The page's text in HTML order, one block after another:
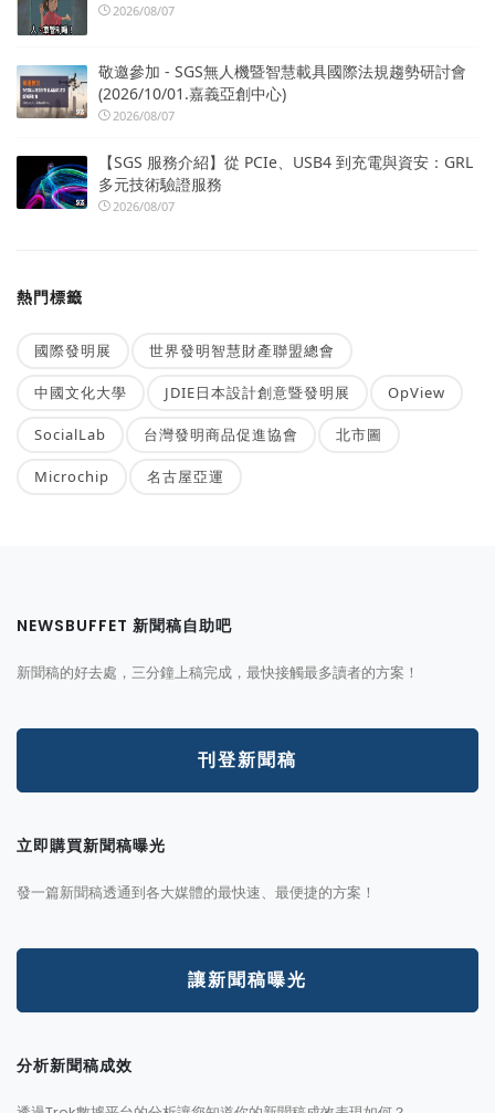
2026/08/07
敬邀參加 - SGS無人機暨智慧載具國際法規趨勢研討會
(2026/10/01.嘉義亞創中心)
2026/08/07
【SGS 服務介紹】從 PCIe、USB4 到充電與資安：GRL
多元技術驗證服務
2026/08/07
熱門標籤
國際發明展 世界發明智慧財產聯盟總會
中國文化大學 JDIE日本設計創意暨發明展 OpView
SocialLab 台灣發明商品促進協會 北市圖
Microchip 名古屋亞運
NEWSBUFFET 新聞稿自助吧
新聞稿的好去處，三分鐘上稿完成，最快接觸最多讀者的方案！
刊登新聞稿
立即購買新聞稿曝光
發一篇新聞稿透通到各大媒體的最快速、最便捷的方案！
讓新聞稿曝光
分析新聞稿成效